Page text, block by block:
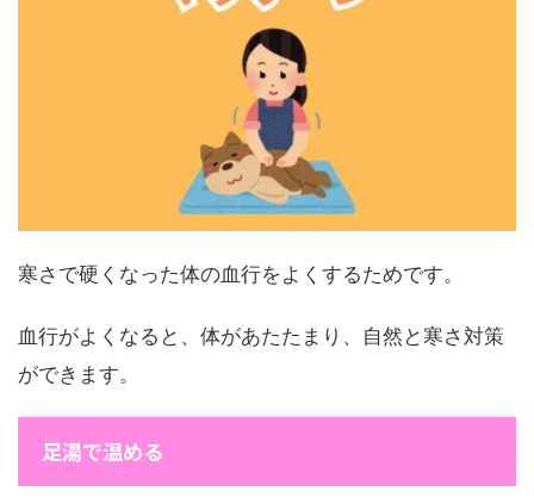
寒さで硬くなった体の血行をよくするためです。
血行がよくなると、体があたたまり、自然と寒さ対策
ができます。
足湯で温める